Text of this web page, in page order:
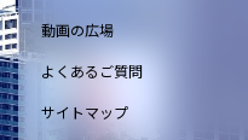
動画の広場
よくあるご質問
サイトマップ